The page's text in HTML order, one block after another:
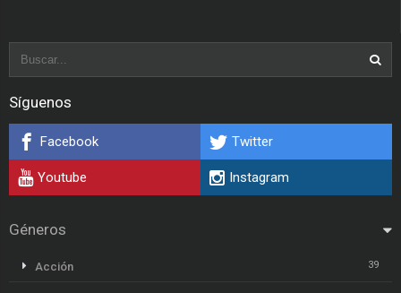
Síguenos
Facebook Twitter
Youtube Instagram
Géneros
Acción 39